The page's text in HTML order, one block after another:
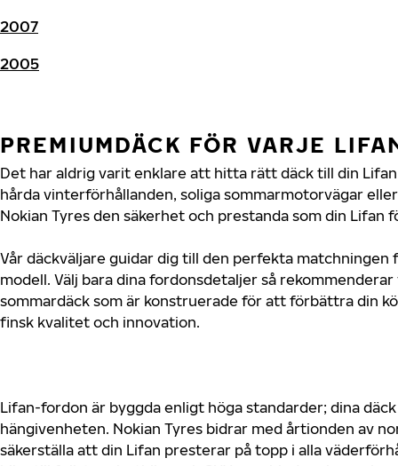
2007
2005
PREMIUMDÄCK FÖR VARJE
Det har aldrig varit enklare att hitta rätt däck till din
hårda vinterförhållanden, soliga sommarmotorvägar
Nokian Tyres den säkerhet och prestanda som din Lifan
Vår däckväljare guidar dig till den perfekta matchningen
modell. Välj bara dina fordonsdetaljer så
sommardäck som är konstruerade för att förbättra din
finsk kvalitet och innovation.
Lifan-fordon är byggda enligt höga standarder; dina
hängivenheten. Nokian Tyres bidrar med årtionden av
säkerställa att din Lifan presterar på topp i alla